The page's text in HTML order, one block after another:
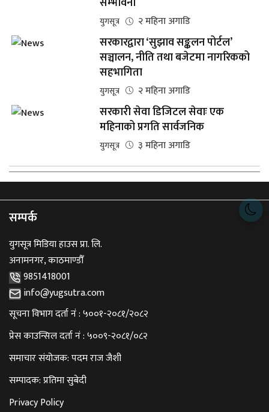
युगसूत्र २ महिना अगाडि
सरकारद्वारा ‘सुझाव सङ्कलन पोर्टल’
सञ्चालन, नीति तथा बजेटमा नागरिकको
सहभागिता
युगसूत्र २ महिना अगाडि
सरकारी सेवा डिजिटल सेवाः एक
महिनाको प्रगति सार्वजनिक
युगसूत्र ३ महिना अगाडि
सम्पर्क
युगसूत्र मिडिया हाउस प्रा. लि.
अनामनगर, काठमाण्डौँ
9851418001
info@yugsutra.com
सूचना विभाग दर्ता नं : ५००१-२०८१/२०८२
प्रेस काउन्सिल दर्ता नं : ५००९-२०८१/०८२
समाचार संयोजक: पदम राज जैशी
सम्पादक: प्रतिमा सुबेदी
Privacy Policy